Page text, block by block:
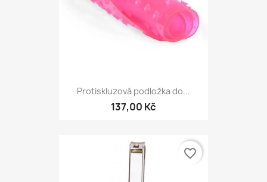
Protiskluzová podložka do...
137,00 Kč
favorite_border